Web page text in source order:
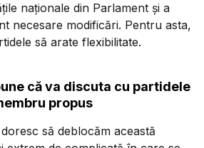
naționale din Parlament și a
necesare modificări. Pentru asta,
să arate flexibilitate.
că va discuta cu partidele
propus
doresc să deblocăm această